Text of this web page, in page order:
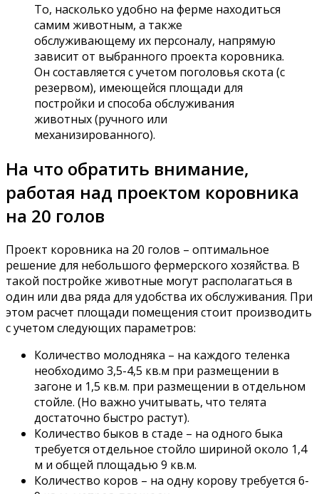
То, насколько удобно на ферме находиться
самим животным, а также
обслуживающему их персоналу, напрямую
зависит от выбранного проекта коровника.
Он составляется с учетом поголовья скота (с
резервом), имеющейся площади для
постройки и способа обслуживания
животных (ручного или
механизированного).
На что обратить внимание,
работая над проектом коровника
на 20 голов
Проект коровника на 20 голов – оптимальное
решение для небольшого фермерского хозяйства. В
такой постройке животные могут располагаться в
один или два ряда для удобства их обслуживания. При
этом расчет площади помещения стоит производить
с учетом следующих параметров:
Количество молодняка – на каждого теленка
необходимо 3,5-4,5 кв.м при размещении в
загоне и 1,5 кв.м. при размещении в отдельном
стойле. (Но важно учитывать, что телята
достаточно быстро растут).
Количество быков в стаде – на одного быка
требуется отдельное стойло шириной около 1,4
м и общей площадью 9 кв.м.
Количество коров – на одну корову требуется 6-